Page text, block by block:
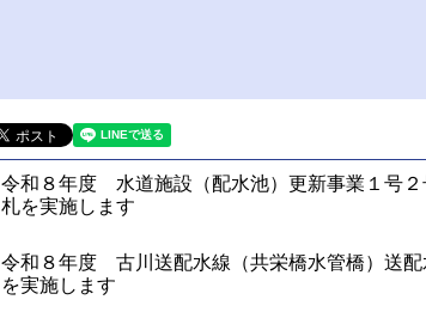
令和８年度 水道施設（配水池）更新事業１号
札を実施します
令和８年度 古川送配水線（共栄橋水管橋）送
を実施します